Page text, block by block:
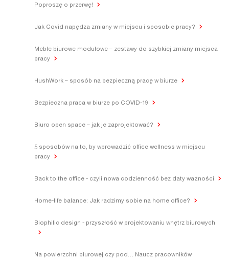
Poproszę o przerwę!
Jak Covid napędza zmiany w miejscu i sposobie pracy?
Meble biurowe modułowe – zestawy do szybkiej zmiany miejsca
pracy
HushWork – sposób na bezpieczną pracę w biurze
Bezpieczna praca w biurze po COVID-19
Biuro open space – jak je zaprojektować?
5 sposobów na to, by wprowadzić office wellness w miejscu
pracy
Back to the office - czyli nowa codzienność bez daty ważności
Home-life balance: Jak radzimy sobie na home office?
Biophilic design - przyszłość w projektowaniu wnętrz biurowych
Na powierzchni biurowej czy pod… Naucz pracowników